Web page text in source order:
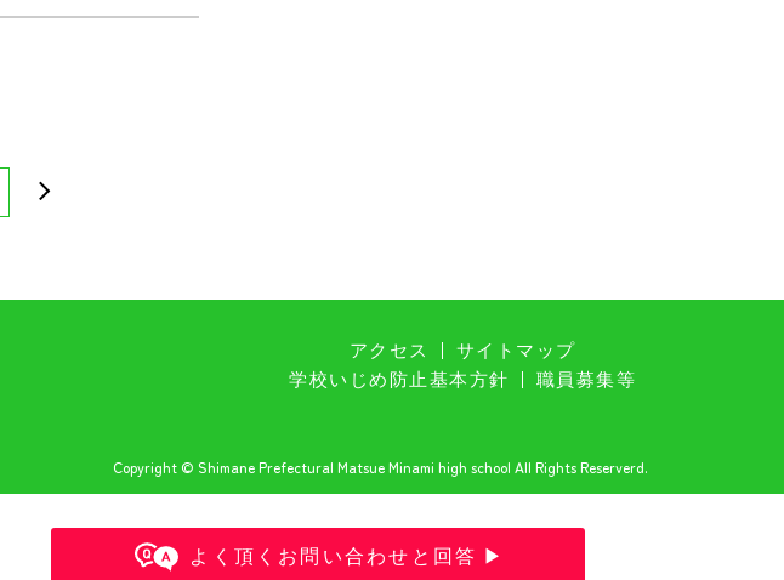
アクセス
サイトマップ
学校いじめ防止基本方針
職員募集等
よく頂くお問い合わせと回答
Copyright © Shimane Prefectural Matsue Minami high school All Rights Reserverd.